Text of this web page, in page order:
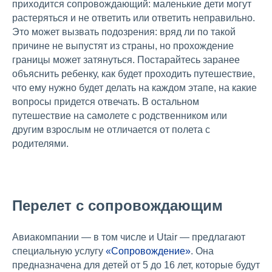
приходится сопровождающий: маленькие дети могут
растеряться и не ответить или ответить неправильно.
Это может вызвать подозрения: вряд ли по такой
причине не выпустят из страны, но прохождение
границы может затянуться. Постарайтесь заранее
объяснить ребенку, как будет проходить путешествие,
что ему нужно будет делать на каждом этапе, на какие
вопросы придется отвечать. В остальном
путешествие на самолете с родственником или
другим взрослым не отличается от полета с
родителями.
Перелет с сопровождающим
Авиакомпании — в том числе и Utair — предлагают
специальную услугу «Сопровождение». Она
предназначена для детей от 5 до 16 лет, которые будут